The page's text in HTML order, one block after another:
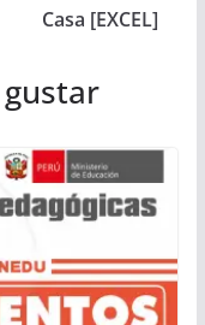
Casa [EXCEL]